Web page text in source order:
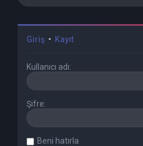
Giriş • Kayıt
Kullanıcı adı:
Şifre:
Beni hatırla